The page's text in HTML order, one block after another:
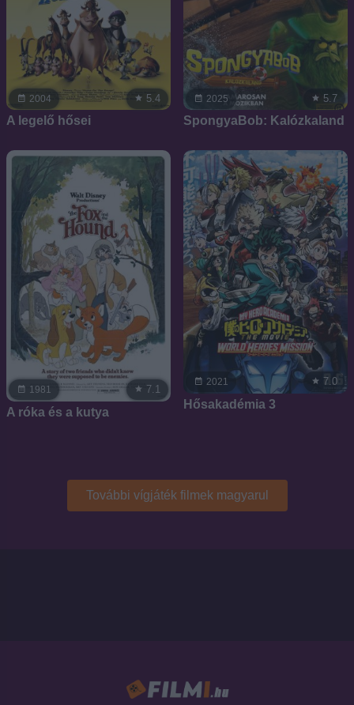
2004 5.4
A legelő hősei
2025 5.7
SpongyaBob: Kalózkaland
1981 7.1
A róka és a kutya
2021 7.0
Hősakadémia 3
További vígjáték filmek magyarul